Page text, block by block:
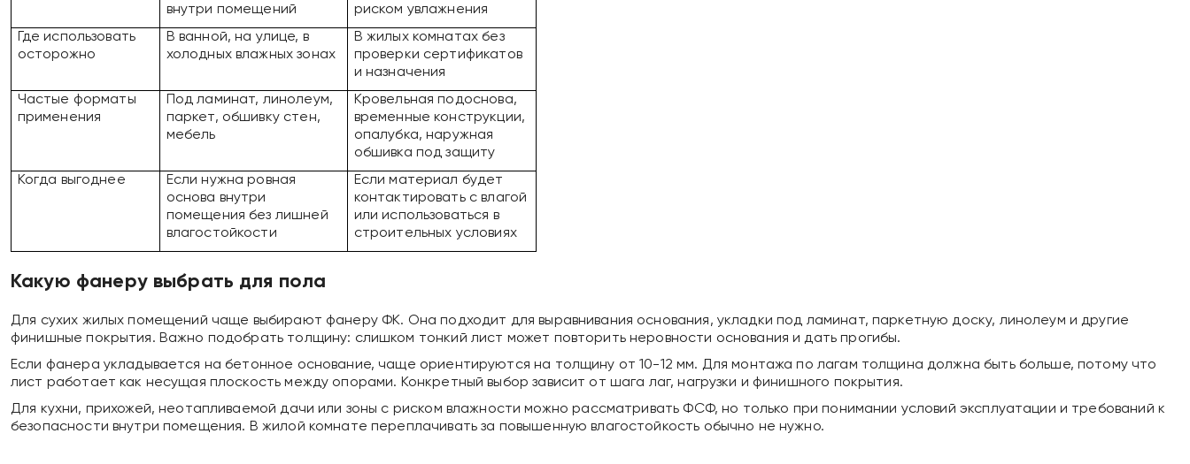
внутри помещений
риском увлажнения
Где использовать
осторожно
В ванной, на улице, в
холодных влажных зонах
В жилых комнатах без
проверки сертификатов
и назначения
Частые форматы
применения
Под ламинат, линолеум,
паркет, обшивку стен,
мебель
Кровельная подоснова,
временные конструкции,
опалубка, наружная
обшивка под защиту
Когда выгоднее
Если нужна ровная
основа внутри
помещения без лишней
влагостойкости
Если материал будет
контактировать с влагой
или использоваться в
строительных условиях
Какую фанеру выбрать для пола
Для сухих жилых помещений чаще выбирают фанеру ФК. Она подходит для выравнивания основания, укладки под ламинат, паркетную доску, линолеум и другие
финишные покрытия. Важно подобрать толщину: слишком тонкий лист может повторить неровности основания и дать прогибы.
Если фанера укладывается на бетонное основание, чаще ориентируются на толщину от 10-12 мм. Для монтажа по лагам толщина должна быть больше, потому что
лист работает как несущая плоскость между опорами. Конкретный выбор зависит от шага лаг, нагрузки и финишного покрытия.
Для кухни, прихожей, неотапливаемой дачи или зоны с риском влажности можно рассматривать ФСФ, но только при понимании условий эксплуатации и требований к
безопасности внутри помещения. В жилой комнате переплачивать за повышенную влагостойкость обычно не нужно.